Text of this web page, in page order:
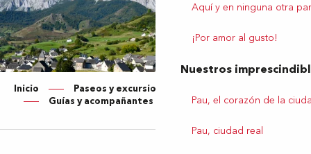
Aquí y en ninguna otra
¡Por amor al gusto!
Nuestros
Pau, el corazón de la
Pau, ciudad real
Inicio
Paseos y excursiones por Pau y sus alrededores
Guías y acompañantes